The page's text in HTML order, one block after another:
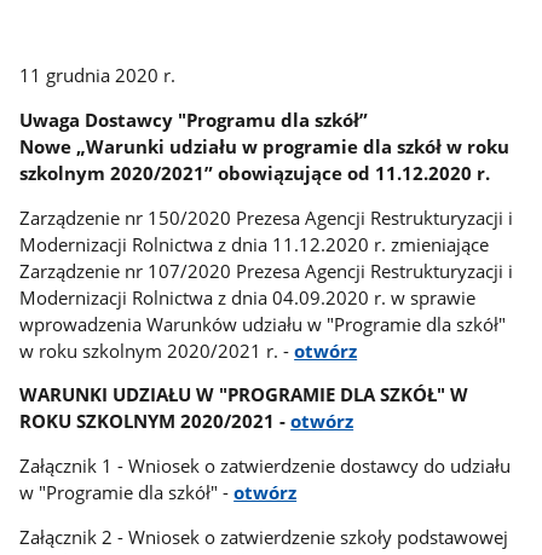
11 grudnia 2020 r.
Uwaga Dostawcy "Programu dla szkół”
Nowe „Warunki udziału w programie dla szkół w roku
szkolnym 2020/2021” obowiązujące od 11.12.2020 r.
Zarządzenie nr 150/2020 Prezesa Agencji Restrukturyzacji i
Modernizacji Rolnictwa z dnia 11.12.2020 r. zmieniające
Zarządzenie nr 107/2020 Prezesa Agencji Restrukturyzacji i
Modernizacji Rolnictwa z dnia 04.09.2020 r. w sprawie
wprowadzenia Warunków udziału w "Programie dla szkół"
w roku szkolnym 2020/2021 r. -otwórz
WARUNKI UDZIAŁU W "PROGRAMIE DLA SZKÓŁ" W
ROKU SZKOLNYM 2020/2021 -otwórz
Załącznik 1 - Wniosek o zatwierdzenie dostawcy do udziału
w "Programie dla szkół" -otwórz
Załącznik 2 - Wniosek o zatwierdzenie szkoły podstawowej